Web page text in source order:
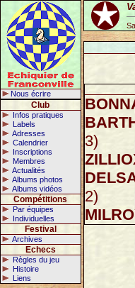
Nous écrire
Club
Infos pratiques
Labels
Adresses
Calendrier
Inscriptions
Membres
Actualités
Albums photos
Albums vidéos
Compétitions
Par équipes
Individuelles
Festival
Archives
Echecs
Règles du jeu
Histoire
Liens
3)
2)